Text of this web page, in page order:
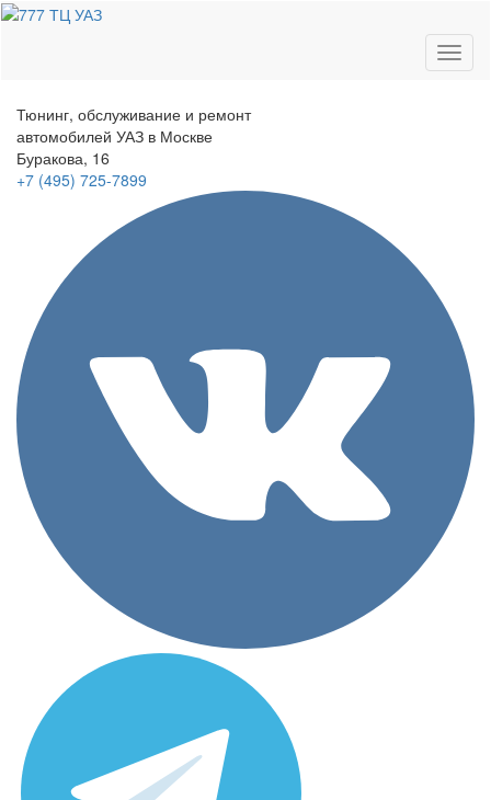
Тюнинг, обслуживание и ремонт
автомобилей УАЗ в Москве
Буракова, 16
+7 (495) 725-7899